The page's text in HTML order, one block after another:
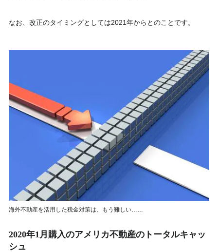
なお、改正のタイミングとしては2021年からとのことです。
海外不動産を活用した税金対策は、もう難しい……
2020年1月購入のアメリカ不動産のトータルキャッ
シュ